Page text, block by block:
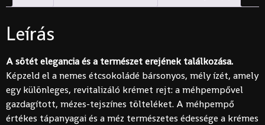
Leírás
A sötét elegancia és a természet erejének találkozása.
Képzeld el a nemes étcsokoládé bársonyos, mély ízét, amely
egy különleges, revitalizáló krémet rejt: a méhpempővel
gazdagított, mézes-tejszínes tölteléket. A méhpempő
értékes tápanyagai és a méz természetes édessége a krémes